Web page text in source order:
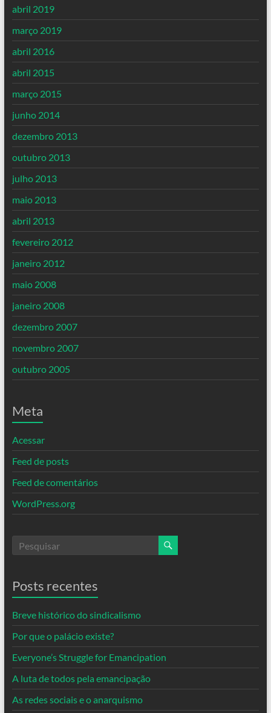
abril 2019
março 2019
abril 2016
abril 2015
março 2015
junho 2014
dezembro 2013
outubro 2013
julho 2013
maio 2013
abril 2013
fevereiro 2012
janeiro 2012
maio 2008
janeiro 2008
dezembro 2007
novembro 2007
outubro 2005
Meta
Acessar
Feed de posts
Feed de comentários
WordPress.org
Posts recentes
Breve histórico do sindicalismo
Por que o palácio existe?
Everyone’s Struggle for Emancipation
A luta de todos pela emancipação
As redes sociais e o anarquismo